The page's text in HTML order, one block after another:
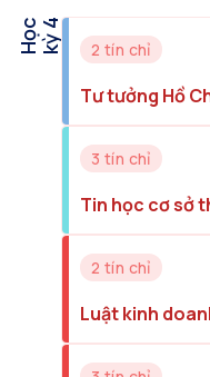
H
ọ
c
k
ỳ4 2 tín chỉ
Tư tưởng Hồ
3 tín chỉ
Tin học cơ sở
2 tín chỉ
Luật kinh